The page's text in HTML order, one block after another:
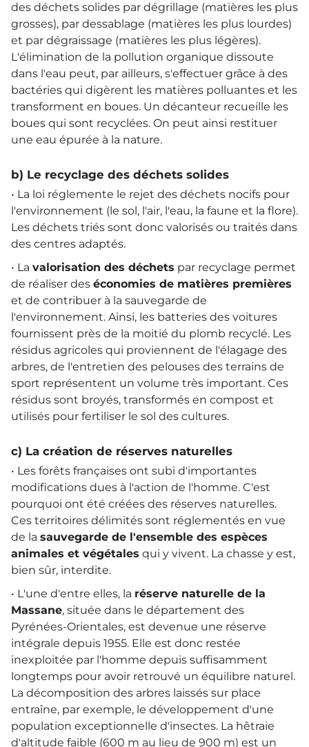
des déchets solides par dégrillage (matières les plus
grosses), par dessablage (matières les plus lourdes)
et par dégraissage (matières les plus légères).
L'élimination de la pollution organique dissoute
dans l'eau peut, par ailleurs, s'effectuer grâce à des
bactéries qui digèrent les matières polluantes et les
transforment en boues. Un décanteur recueille les
boues qui sont recyclées. On peut ainsi restituer
une eau épurée à la nature.
b) Le recyclage des déchets solides
• La loi réglemente le rejet des déchets nocifs pour
l'environnement (le sol, l'air, l'eau, la faune et la flore).
Les déchets triés sont donc valorisés ou traités dans
des centres adaptés.
• La valorisation des déchets par recyclage permet
de réaliser des économies de matières premières
et de contribuer à la sauvegarde de
l'environnement. Ainsi, les batteries des voitures
fournissent près de la moitié du plomb recyclé. Les
résidus agricoles qui proviennent de l'élagage des
arbres, de l'entretien des pelouses des terrains de
sport représentent un volume très important. Ces
résidus sont broyés, transformés en compost et
utilisés pour fertiliser le sol des cultures.
c) La création de réserves naturelles
• Les forêts françaises ont subi d'importantes
modifications dues à l'action de l'homme. C'est
pourquoi ont été créées des réserves naturelles.
Ces territoires délimités sont réglementés en vue
de la sauvegarde de l'ensemble des espèces
animales et végétales qui y vivent. La chasse y est,
bien sûr, interdite.
• L'une d'entre elles, la réserve naturelle de la
Massane, située dans le département des
Pyrénées-Orientales, est devenue une réserve
intégrale depuis 1955. Elle est donc restée
inexploitée par l'homme depuis suffisamment
longtemps pour avoir retrouvé un équilibre naturel.
La décomposition des arbres laissés sur place
entraîne, par exemple, le développement d'une
population exceptionnelle d'insectes. La hêtraie
d'altitude faible (600 m au lieu de 900 m) est un